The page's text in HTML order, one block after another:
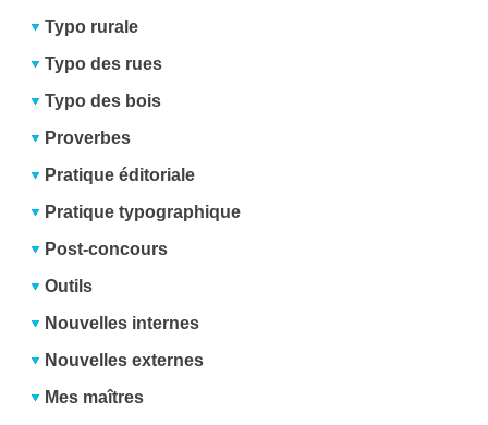
Typo rurale
Typo des rues
Typo des bois
Proverbes
Pratique éditoriale
Pratique typographique
Post-concours
Outils
Nouvelles internes
Nouvelles externes
Mes maîtres